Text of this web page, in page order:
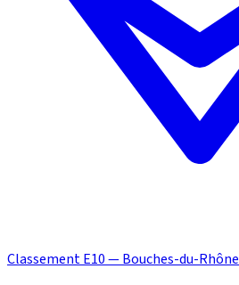
Classement E10 — Bouches-du-Rhône